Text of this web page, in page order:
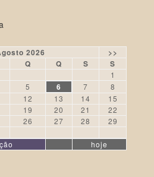
2026
>>
Q Q S S
hoje
1
5 6 7
8
12 13 14
15
19 20 21
22
26 27 28
29